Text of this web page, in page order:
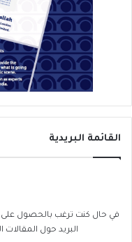
القائمة البريدية
في حال كنت ترغب بالحصول على
البريد حول المقالات